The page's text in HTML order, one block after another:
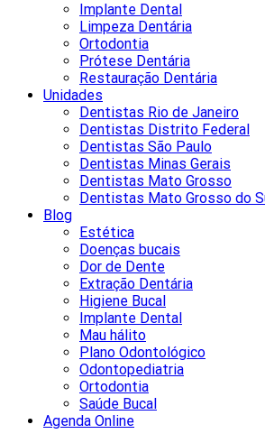
Implante Dental
Limpeza Dentária
Ortodontia
Prótese Dentária
Restauração Dentária
Unidades
Dentistas Rio de Janeiro
Dentistas Distrito Federal
Dentistas São Paulo
Dentistas Minas Gerais
Dentistas Mato Grosso
Dentistas Mato Grosso do
Blog
Estética
Doenças bucais
Dor de Dente
Extração Dentária
Higiene Bucal
Implante Dental
Mau hálito
Plano Odontológico
Odontopediatria
Ortodontia
Saúde Bucal
Agenda Online